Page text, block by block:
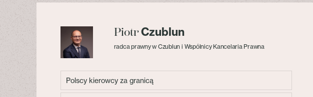
PiotrCzublun
radca prawny w Czublun i Wspólnicy Kancelaria Prawna
Polscy kierowcy za granicą